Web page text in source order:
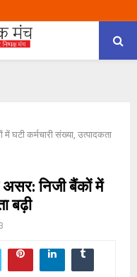
घटी कर्मचारी संख्या, उत्पादकता
निजी बैंकों में
बढ़ी